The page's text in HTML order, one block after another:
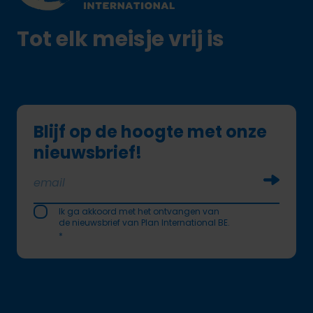
Tot elk meisje vrij is
Blijf op de hoogte met onze
nieuwsbrief!
Ik ga akkoord met het ontvangen van
de nieuwsbrief van Plan International BE.
*